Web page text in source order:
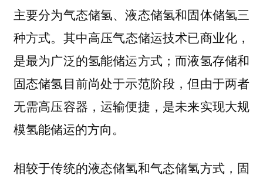
主要分为气态储氢、液态储氢和固体储氢三
种方式。 其中高压气态储运技术已商业化，
是最为广泛的氢能储运方式；而液氢存储和
固态储氢目前尚处于示范阶段，但由于两者
无需高压容器，运输便捷，是未来实现大规
模氢能储运的方向。
相较于传统的液态储氢和气态储氢方式，固